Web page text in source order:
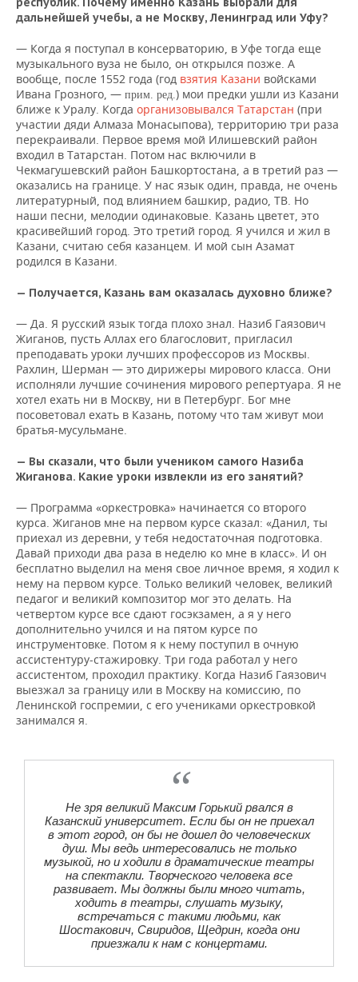
дальнейшей учебы, а не Москву, Ленинград или Уфу?
— Когда я поступал в консерваторию, в Уфе тогда еще
музыкального вуза не было, он открылся позже. А
вообще, после 1552 года (год взятия Казани войсками
Ивана Грозного, — прим. ред.) мои предки ушли из Казани
ближе к Уралу. Когда организовывался Татарстан (при
участии дяди Алмаза Монасыпова), территорию три раза
перекраивали. Первое время мой Илишевский район
входил в Татарстан. Потом нас включили в
Чекмагушевский район Башкортостана, а в третий раз —
оказались на границе. У нас язык один, правда, не очень
литературный, под влиянием башкир, радио, ТВ. Но
наши песни, мелодии одинаковые. Казань цветет, это
красивейший город. Это третий город. Я учился и жил в
Казани, считаю себя казанцем. И мой сын Азамат
родился в Казани.
— Получается, Казань вам оказалась духовно ближе?
— Да. Я русский язык тогда плохо знал. Назиб Гаязович
Жиганов, пусть Аллах его благословит, пригласил
преподавать уроки лучших профессоров из Москвы.
Рахлин, Шерман — это дирижеры мирового класса. Они
исполняли лучшие сочинения мирового репертуара. Я не
хотел ехать ни в Москву, ни в Петербург. Бог мне
посоветовал ехать в Казань, потому что там живут мои
братья-мусульмане.
— Вы сказали, что были учеником самого Назиба
Жиганова. Какие уроки извлекли из его занятий?
— Программа «оркестровка» начинается со второго
курса. Жиганов мне на первом курсе сказал: «Данил, ты
приехал из деревни, у тебя недостаточная подготовка.
Давай приходи два раза в неделю ко мне в класс». И он
бесплатно выделил на меня свое личное время, я ходил к
нему на первом курсе. Только великий человек, великий
педагог и великий композитор мог это делать. На
четвертом курсе все сдают госэкзамен, а я у него
дополнительно учился и на пятом курсе по
инструментовке. Потом я к нему поступил в очную
ассистентуру-стажировку. Три года работал у него
ассистентом, проходил практику. Когда Назиб Гаязович
выезжал за границу или в Москву на комиссию, по
Ленинской госпремии, с его учениками оркестровкой
занимался я.
Не зря великий Максим Горький рвался в
Казанский университет. Если бы он не приехал
в этот город, он бы не дошел до человеческих
душ. Мы ведь интересовались не только
музыкой, но и ходили в драматические театры
на спектакли. Творческого человека все
развивает. Мы должны были много читать,
ходить в театры, слушать музыку,
встречаться с такими людьми, как
Шостакович, Свиридов, Щедрин, когда они
приезжали к нам с концертами.